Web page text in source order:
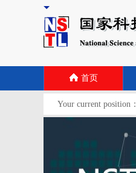
首页
Your current position：